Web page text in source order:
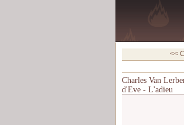
<<
Charles Van
d'Eve - L'adieu